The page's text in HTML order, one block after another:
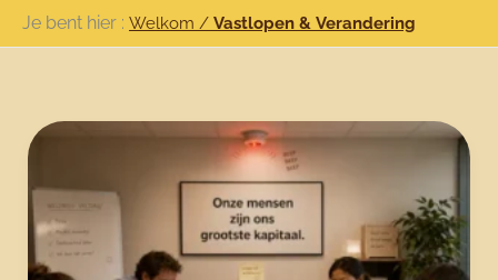
naar
Je bent hier : Welkom / Vastlopen & Verandering